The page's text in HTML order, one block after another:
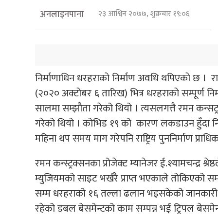
अनलाइनपाना २३ आश्विन २०७७, शुक्रबार १९:०६
निर्माणाधिन धरहराको निर्माण अवधि थपिएको छ ।
(२०२० अक्टोबर ६ तारिख) भित्र धरहराको सम्पूर्ण
सालमा सम्झौता गरेको थियो । त्यसलगत्तै रमन
गरेको थियो । कोभिड १९ को कारण लकडाउन हुँदा
महिना थप समय माग गरेपनि राष्ट्रिय पुननिर्माण
रमन कन्स्ट्रक्सनका प्रोजेक्ट म्यानेजर ई.श्यामचन्द्र
म्युजियमको साइट भर्खरै प्राप्त भएकाले तोकिएको
सम्म धरहराको १६ तल्ला ढलान भइसकेको जानकारी
रहेको डबल बेसमेन्टको काम सम्पन्न भई ट्रिपल